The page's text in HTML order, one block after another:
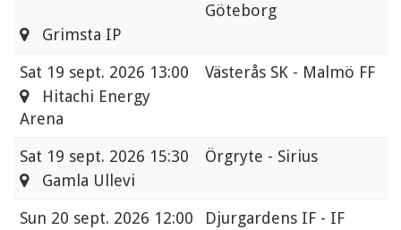
Göteborg
Grimsta IP
Sat 19 sept. 2026 13:00
Västerås SK - Malmö FF
Hitachi Energy
Arena
Sat 19 sept. 2026 15:30
Örgryte - Sirius
Gamla Ullevi
Sun 20 sept. 2026 12:00
Djurgardens IF - IF